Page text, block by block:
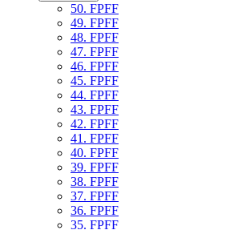
50. FPFF
49. FPFF
48. FPFF
47. FPFF
46. FPFF
45. FPFF
44. FPFF
43. FPFF
42. FPFF
41. FPFF
40. FPFF
39. FPFF
38. FPFF
37. FPFF
36. FPFF
35. FPFF